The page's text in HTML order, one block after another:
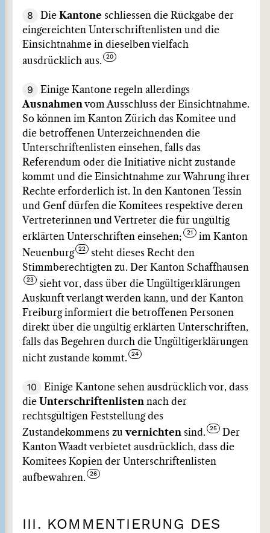
8 Die Kantone schliessen die Rückgabe der
eingereichten Unterschriftenlisten und die
Einsichtnahme in dieselben vielfach
ausdrücklich aus.
9
Einige Kantone regeln allerdings
Ausnahmen vom Ausschluss der Einsichtnahme.
So können im Kanton Zürich das Komitee und
die betroffenen Unterzeichnenden die
Unterschriftenlisten einsehen, falls das
Referendum oder die Initiative nicht zustande
kommt und die Einsichtnahme zur Wahrung ihrer
Rechte erforderlich ist. In den Kantonen Tessin
und Genf dürfen die Komitees respektive deren
Vertreterinnen und Vertreter die für ungültig
erklärten Unterschriften einsehen;
im Kanton
Neuenburg
steht dieses Recht den
Stimmberechtigten zu. Der Kanton Schaffhausen
sieht vor, dass über die Ungültigerklärungen
Auskunft verlangt werden kann, und der Kanton
Freiburg informiert die betroffenen Personen
direkt über die ungültig erklärten Unterschriften,
falls das Begehren durch die Ungültigerklärungen
nicht zustande kommt.
10
Einige Kantone sehen ausdrücklich vor, dass
die Unterschriftenlisten nach der
rechtsgültigen Feststellung des
Zustandekommens zu vernichten sind.
Der
Kanton Waadt verbietet ausdrücklich, dass die
Komitees Kopien der Unterschriftenlisten
aufbewahren.
III. KOMMENTIERUNG DES